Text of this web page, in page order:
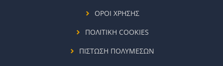
ΟΡΟΙ ΧΡΗΣΗΣ
ΠΟΛΙΤΙΚΗ COOKIES
ΠΙΣΤΩΣΗ ΠΟΛΥΜΕΣΩΝ